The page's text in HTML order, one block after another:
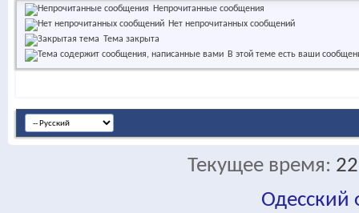
Непрочитанные сообщения
Нет непрочитанных сообщений
Тема закрыта
В этой теме есть ваши
Текущее время:
Одесский